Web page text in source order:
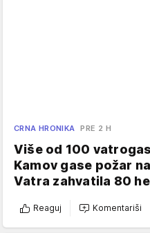
CRNA HRONIKA PRE 2 H
Više od 100
Kamov gase požar
Vatra zahvatila 80
Reaguj Komentariši